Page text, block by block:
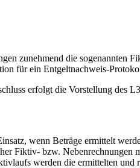
zunehmend die
für ein Entgeltnachweis-
erfolgt die Vorstellung
wenn Beträge ermittelt
Fiktiv- bzw.
werden die ermittelten und